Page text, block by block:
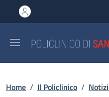
al contenuto principale
to footer content
Briciole di
Home / Il Policlinico /